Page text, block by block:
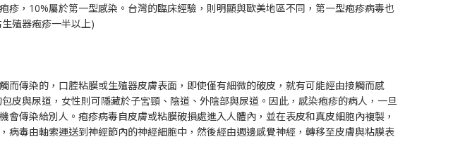
疹，10%屬於第一型感染。台灣的臨床經驗，則明顯與歐美地區不同，第一型疱疹病毒也
殖器疱疹一半以上)
而傳染的，口腔粘膜或生殖器皮膚表面，即使僅有細微的破皮，就有可能經由接觸而感
皮與尿道，女性則可隱藏於子宮頸、陰道、外陰部與尿道。因此，感染疱疹的病人，一旦
會傳染給別人。疱疹病毒自皮膚或粘膜破損處進入人體內，並在表皮和真皮細胞內複製，
病毒由軸索運送到神經節內的神經細胞中，然後經由週邊感覺神經，轉移至皮膚與粘膜表